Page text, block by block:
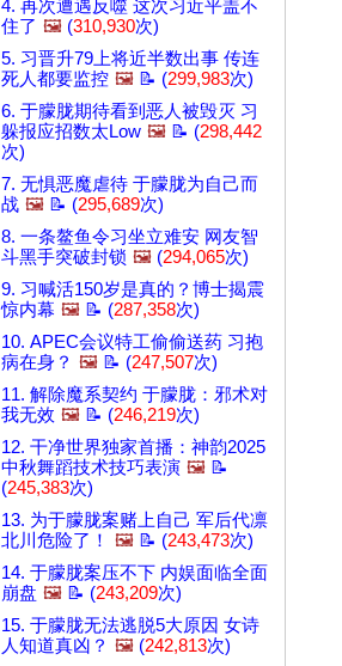
4. 再次遭遇反噬 这次习近平盖不
住了 🖼️ (310,930次)
5. 习晋升79上将近半数出事 传连
死人都要监控 🖼️ 📝 (299,983次)
6. 于朦胧期待看到恶人被毁灭 习
躲报应招数太Low 🖼️ 📝 (298,442
次)
7. 无惧恶魔虐待 于朦胧为自己而
战 🖼️ 📝 (295,689次)
8. 一条鳌鱼令习坐立难安 网友智
斗黑手突破封锁 🖼️ (294,065次)
9. 习喊活150岁是真的？博士揭震
惊内幕 🖼️ 📝 (287,358次)
10. APEC会议特工偷偷送药 习抱
病在身？ 🖼️ 📝 (247,507次)
11. 解除魔系契约 于朦胧：邪术对
我无效 🖼️ 📝 (246,219次)
12. 干净世界独家首播：神韵2025
中秋舞蹈技术技巧表演 🖼️ 📝
(245,383次)
13. 为于朦胧案赌上自己 军后代凛
北川危险了！
🖼️ 📝 (243,473次)
14. 于朦胧案压不下 内娱面临全面
崩盘 🖼️ 📝 (243,209次)
15. 于朦胧无法逃脱5大原因 女诗
人知道真凶？ 🖼️ (242,813次)